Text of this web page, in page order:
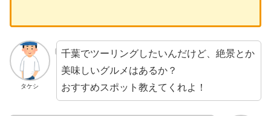
タケシ
千葉でツーリングしたいんだけど、絶景とか
美味しいグルメはあるか？
おすすめスポット教えてくれよ！